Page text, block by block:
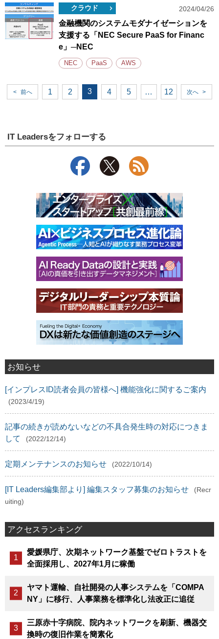
クラウド 2024/04/26
金融機関のシステムモダナイゼーションを
支援する「NEC Secure PaaS for Financ
e」─NEC
NEC PaaS AWS
< 前へ 1 2 3 4 5 … 12 次へ >
IT Leadersをフォローする
お知らせ
[インプレスID読者会員の皆様へ] 機能強化に関するご案内
(2023/4/19)
記事の続きが読めないなどの不具合発生時の対応につきま
して
(2022/12/14)
定期メンテナンスのお知らせ (2022/10/14)
[IT Leaders編集部より] 編集スタッフ募集のお知らせ
(Recr
uiting)
アクセスランキング
愛媛県庁、次期ネットワーク基盤でゼロトラストを
全面採用し、2027年1月に稼働
ヤマト運輸、自社開発の人事システムを「COMPA
NY」に移行、人事業務を標準化し法改正に追従
三原赤十字病院、院内ネットワークを刷新、機器交
換時の復旧作業を簡素化